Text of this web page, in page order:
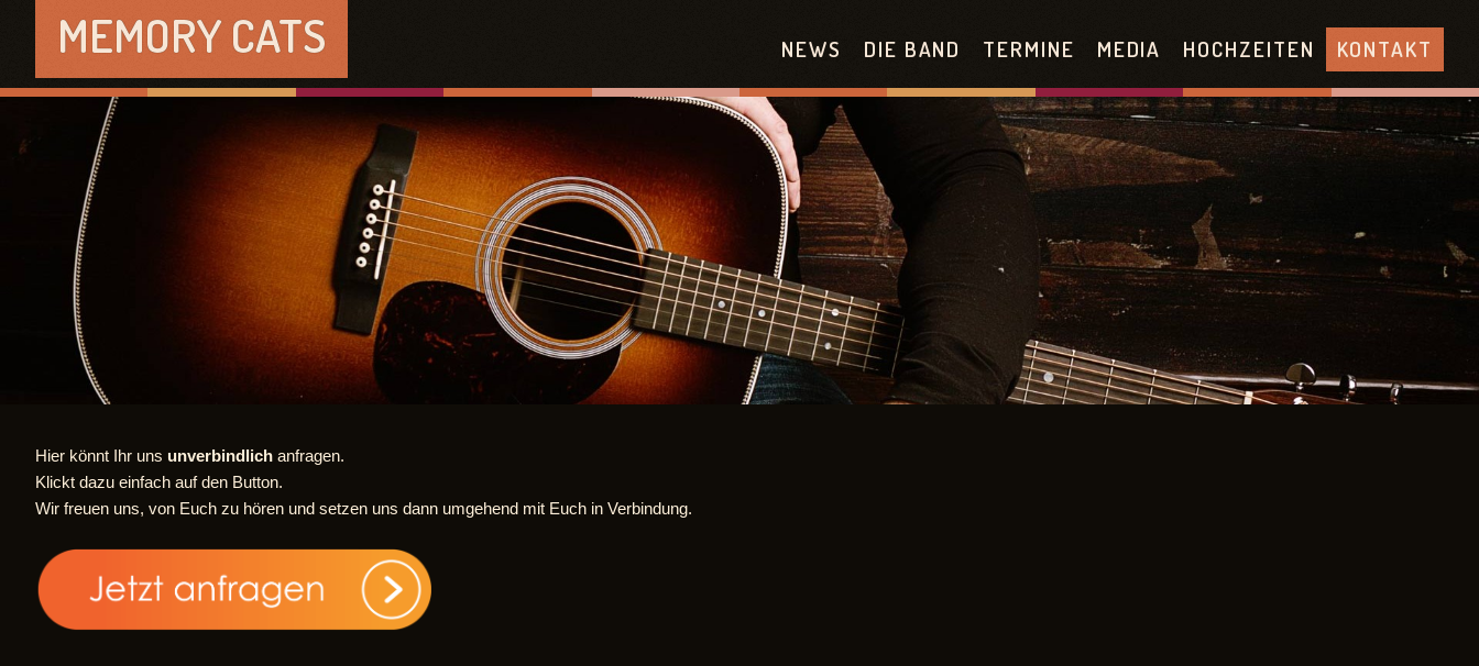
NEWS DIE BAND TERMINE MEDIA HOCHZEITEN KONTAKT
MEMORY CATS
Hier könnt Ihr uns unverbindlich anfragen.
Klickt dazu einfach auf den Button.
Wir freuen uns, von Euch zu hören und setzen uns dann umgehend mit Euch in Verbindung.